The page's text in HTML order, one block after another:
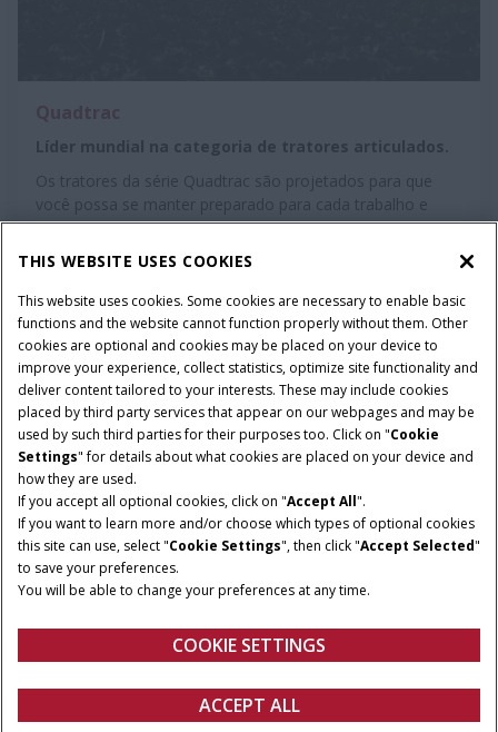
Líder mundial na categoria de tratores articulados.
Os tratores da série Quadtrac são projetados para que
você possa se manter preparado para cada trabalho e
cada condição, com conforto para poder fazer mais.
POTÊNCIA:
TRANSMISSÃO:
Automática tipo FullPowershift 16 x 2 (40 km/h)
CAPACIDADE:
946 L/174 L a 1.760 L/322 L
SISTEMA HIDRÁULICO:
6 válvulas de controle remoto e vazão de 428L/Min
THIS WEBSITE USES COOKIES
This website uses cookies. Some cookies are necessary to enable basic
functions and the website cannot function properly without them. Other
cookies are optional and cookies may be placed on your device to
improve your experience, collect statistics, optimize site functionality and
deliver content tailored to your interests. These may include cookies
placed by third party services that appear on our webpages and may be
used by such third parties for their purposes too. Click on "Cookie
Settings" for details about what cookies are placed on your device and
how they are used.
If you accept all optional cookies, click on "Accept All".
If you want to learn more and/or choose which types of optional cookies
this site can use, select "Cookie Settings", then click "Accept Selected"
to save your preferences.
You will be able to change your preferences at any time.
COOKIE SETTINGS
ACCEPT ALL